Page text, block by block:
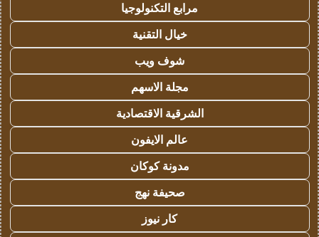
مرابع التكنولوجيا
خيال التقنية
شوف ويب
مجلة الاسهم
الشرقية الاقتصادية
عالم الايفون
مدونة كوكان
صحيفة نهج
كار نيوز